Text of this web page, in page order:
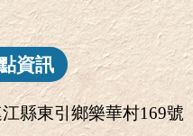
資訊
縣東引鄉樂華村169號